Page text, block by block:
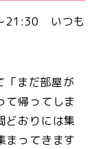
21:30 いつも
まだ部屋が
て帰ってしま
どおりには集
まってきます